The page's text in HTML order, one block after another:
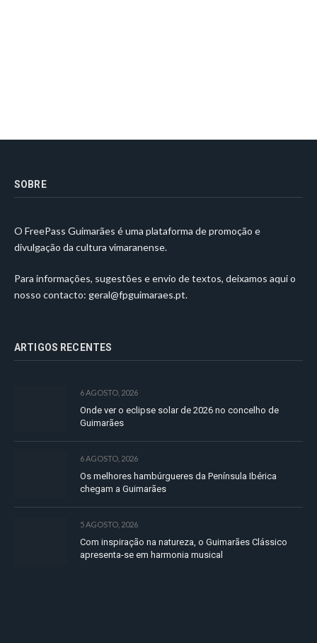
SOBRE
O FreePass Guimarães é uma plataforma de promoção e
divulgação da cultura vimaranense.
Para informações, sugestões e envio de textos, deixamos aqui o
nosso contacto: geral@fpguimaraes.pt.
ARTIGOS RECENTES
6 AGOSTO, 2026
Onde ver o eclipse solar de 2026 no concelho de
Guimarães
6 AGOSTO, 2026
Os melhores hambúrgueres da Península Ibérica
chegam a Guimarães
5 AGOSTO, 2026
Com inspiração na natureza, o Guimarães Clássico
apresenta-se em harmonia musical